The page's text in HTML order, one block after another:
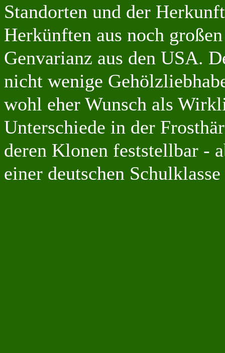
Standorten und der
Herkünften aus noch
Genvarianz aus den USA.
nicht wenige
wohl eher Wunsch als
Unterschiede in der
deren Klonen feststellbar -
einer deutschen